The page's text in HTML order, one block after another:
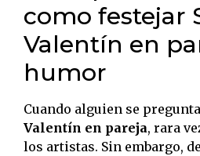
como festejar
Valentín en
humor
Cuando alguien se pregunta
Valentín en pareja, rara
los artistas. Sin embargo,